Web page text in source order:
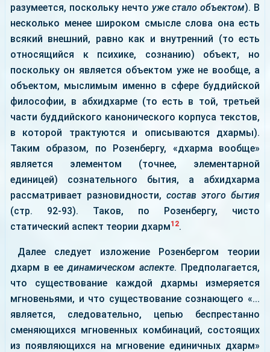
разумеется, поскольку нечто уже стало объектом). В
несколько менее широком смысле слова она есть
всякий внешний, равно как и внутренний (то есть
относящийся к психике, сознанию) объект, но
поскольку он является объектом уже не вообще, а
объектом, мыслимым именно в сфере буддийской
философии, в абхидхарме (то есть в той, третьей
части буддийского канонического корпуса текстов,
в которой трактуются и описываются дхармы).
Таким образом, по Розенбергу, «дхарма вообще»
является элементом (точнее, элементарной
единицей) сознательного бытия, а абхидхарма
рассматривает разновидности, состав этого бытия
(стр. 92-93). Таков, по Розенбергу, чисто
статический аспект теории дхарм12.
Далее следует изложение Розенбергом теории
дхарм в еединамическом аспекте. Предполагается,
что существование каждой дхармы измеряется
мгновеньями, и что существование сознающего «...
является, следовательно, цепью беспрестанно
сменяющихся мгновенных комбинаций, состоящих
из появляющихся на мгновение единичных дхарм»